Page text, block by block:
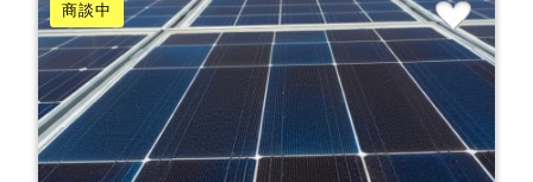
商談中